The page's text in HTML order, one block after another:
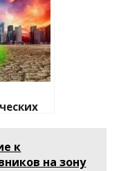
к
на зону